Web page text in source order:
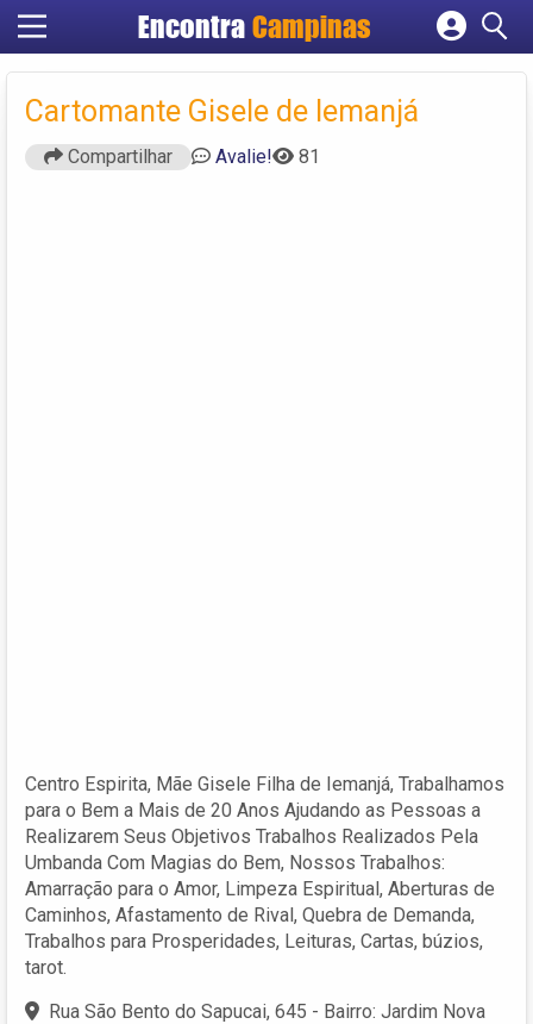
Encontra Campinas
Cadastrar empresa
Criar conta
Cartomante Gisele de Iemanjá
Compartilhar Avalie! 81
Centro Espirita, Mãe Gisele Filha de Iemanjá, Trabalhamos
para o Bem a Mais de 20 Anos Ajudando as Pessoas a
Realizarem Seus Objetivos Trabalhos Realizados Pela
Umbanda Com Magias do Bem, Nossos Trabalhos:
Amarração para o Amor, Limpeza Espiritual, Aberturas de
Caminhos, Afastamento de Rival, Quebra de Demanda,
Trabalhos para Prosperidades, Leituras, Cartas, búzios,
tarot.
Rua São Bento do Sapucai, 645 - Bairro: Jardim Nova